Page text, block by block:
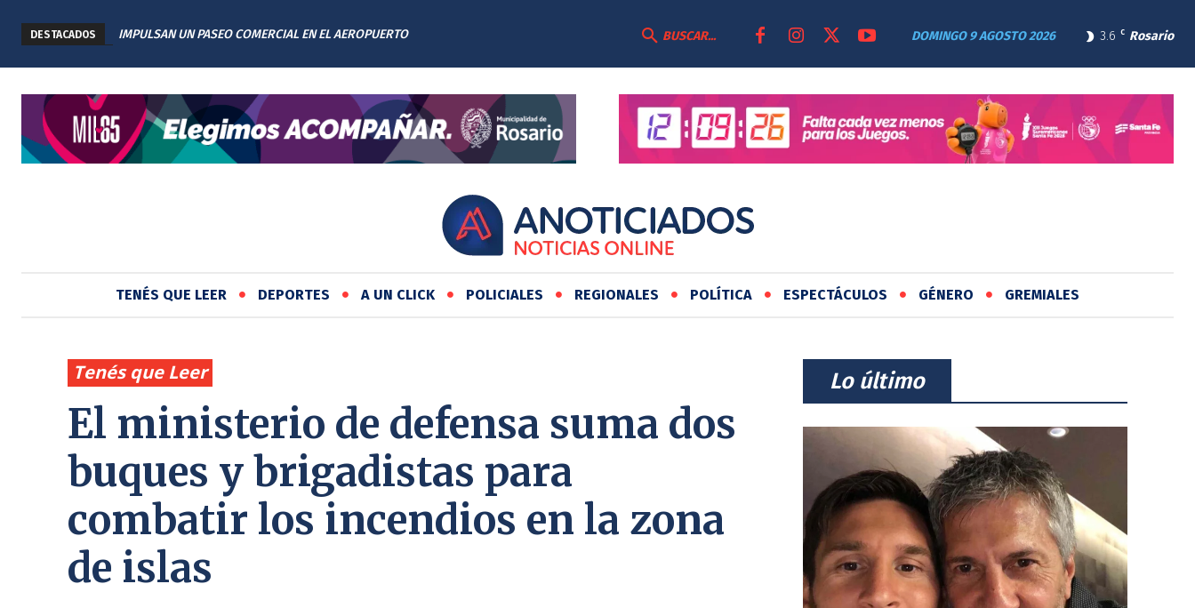
DESTACADOS
IMPULSAN UN PASEO COMERCIAL EN EL AEROPUERTO
3.6 C Rosario
DOMINGO 9 AGOSTO 2026
BUSCAR...
TENÉS QUE LEER DEPORTES A UN CLICK POLICIALES REGIONALES POLÍTICA ESPECTÁCULOS GÉNERO GREMIALES
Tenés que Leer
El ministerio de defensa suma dos
buques y brigadistas para
combatir los incendios en la zona
de islas
⠀Lo último⠀